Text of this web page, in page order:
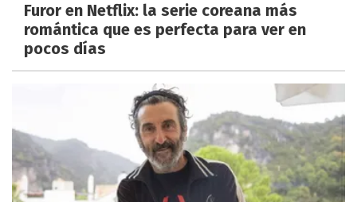
Furor en Netflix: la serie coreana más
romántica que es perfecta para ver en
pocos días